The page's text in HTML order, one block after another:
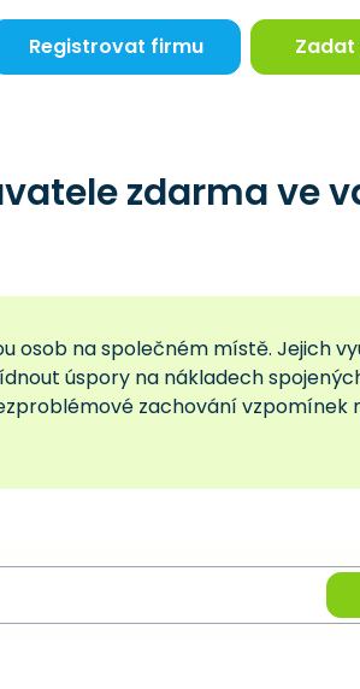
Registrovat firmu
zdarma ve
osob na společném místě. Jejich
úspory na nákladech
zachování vzpomínek